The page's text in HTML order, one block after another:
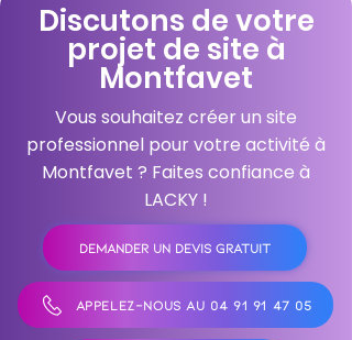
Discutons de votre
projet de site à
Montfavet
Vous souhaitez créer un site
professionnel pour votre activité à
Montfavet ? Faites confiance à
LACKY !
DEMANDER UN DEVIS GRATUIT
APPELEZ-NOUS AU 04 91 91 47 05